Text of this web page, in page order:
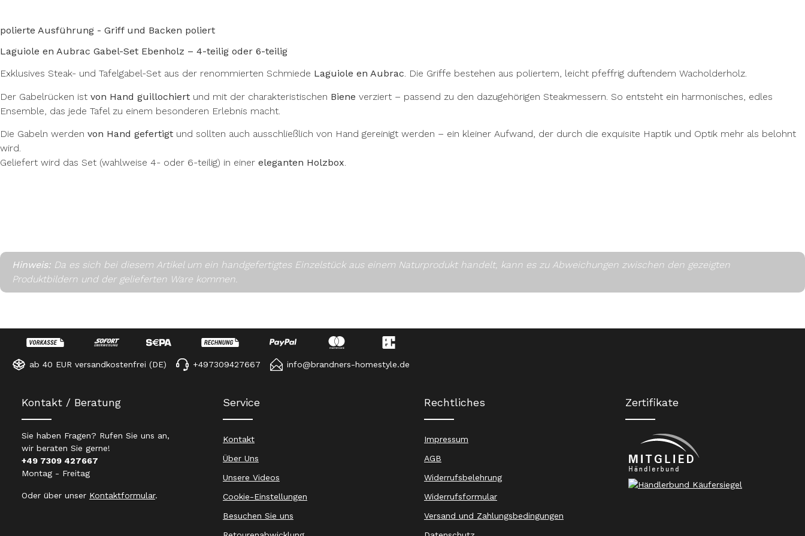
polierte Ausführung - Griff und Backen poliert
Laguiole en Aubrac Gabel-Set Ebenholz – 4-teilig oder 6-teilig
Exklusives Steak- und Tafelgabel-Set aus der renommierten Schmiede Laguiole en Aubrac. Die Griffe bestehen aus poliertem, leicht pfeffrig duftendem Wacholderholz.
Der Gabelrücken ist von Hand guillochiert und mit der charakteristischen Biene verziert – passend zu den dazugehörigen Steakmessern. So entsteht ein harmonisches, edles
Ensemble, das jede Tafel zu einem besonderen Erlebnis macht.
Die Gabeln werden von Hand gefertigt und sollten auch ausschließlich von Hand gereinigt werden – ein kleiner Aufwand, der durch die exquisite Haptik und Optik mehr als belohnt
wird.
Geliefert wird das Set (wahlweise 4- oder 6-teilig) in einer eleganten Holzbox.
Hinweis: Da es sich bei diesem Artikel um ein handgefertigtes Einzelstück aus einem Naturprodukt handelt, kann es zu Abweichungen zwischen den gezeigten
Produktbildern und der gelieferten Ware kommen.
ab 40 EUR versandkostenfrei (DE) +497309427667 info@brandners-homestyle.de
Kontakt / Beratung
Sie haben Fragen? Rufen Sie uns an,
wir beraten Sie gerne!
+49 7309 427667
Montag - Freitag
Oder über unser Kontaktformular.
Service
Kontakt
Über Uns
Unsere Videos
Cookie-Einstellungen
Besuchen Sie uns
Rechtliches
Impressum
AGB
Widerrufsbelehrung
Widerrufsformular
Versand und Zahlungsbedingungen
Zertifikate